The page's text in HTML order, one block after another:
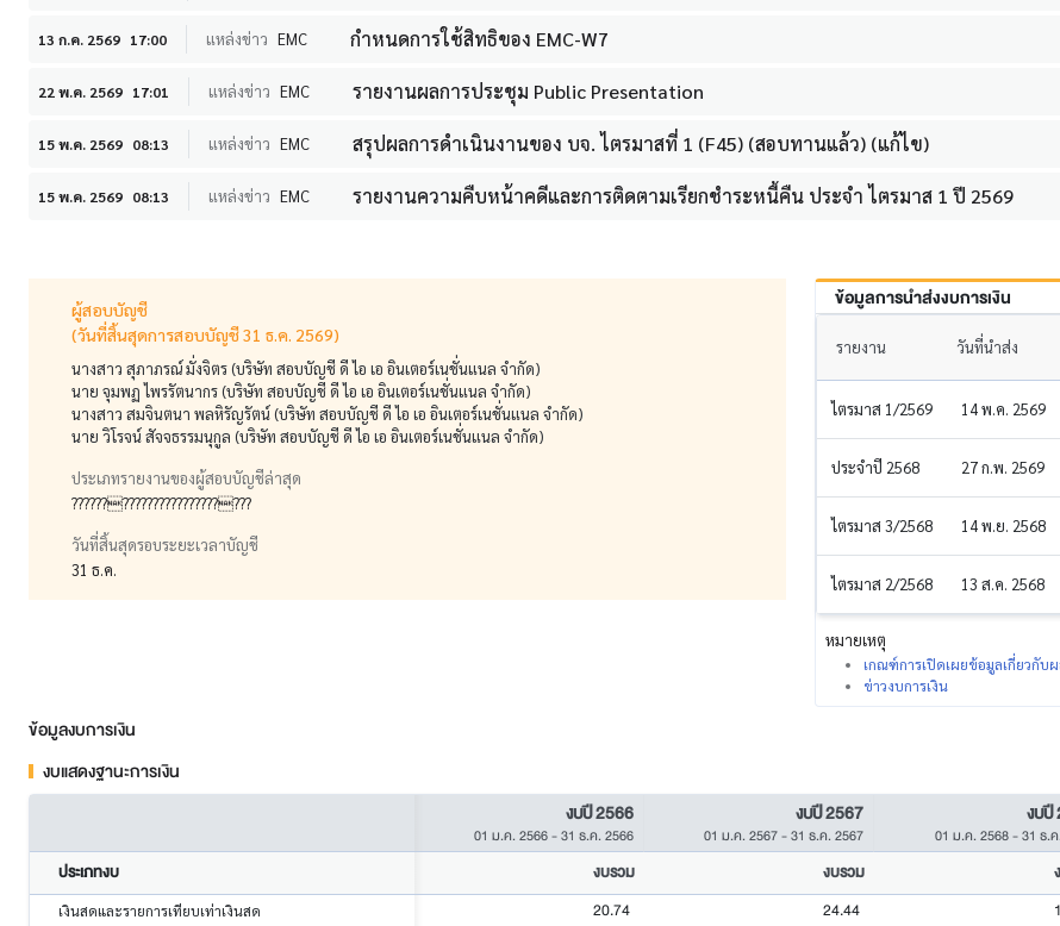
13 ก.ค. 2569 17:00 แหล่งข่าว EMC กำหนดการใช้สิทธิของ EMC-W7
22 พ.ค. 2569 17:01 แหล่งข่าว EMC รายงานผลการประชุม Public Presentation
15 พ.ค. 2569 08:13 แหล่งข่าว EMC สรุปผลการดำเนินงานของ บจ. ไตรมาสที่ 1 (F45) (สอบทานแล้ว) (แก้ไข)
15 พ.ค. 2569 08:13 แหล่งข่าว EMC รายงานความคืบหน้าคดีและการติดตามเรียกชำระหนี้คืน ประจำ ไตรมาส 1 ปี 2569
ผู้สอบบัญชี
(วันที่สิ้นสุดการสอบบัญชี 31 ธ.ค. 2569)
นางสาว สุภาภรณ์ มั่งจิตร (บริษัท สอบบัญชี ดี ไอ เอ อินเตอร์เนชั่นแนล จำกัด)
นาย จุมพฏ ไพรรัตนากร (บริษัท สอบบัญชี ดี ไอ เอ อินเตอร์เนชั่นแนล จำกัด)
นางสาว สมจินตนา พลหิรัญรัตน์ (บริษัท สอบบัญชี ดี ไอ เอ อินเตอร์เนชั่นแนล จำกัด)
นาย วิโรจน์ สัจจธรรมนุกูล (บริษัท สอบบัญชี ดี ไอ เอ อินเตอร์เนชั่นแนล จำกัด)
ประเภทรายงานของผู้สอบบัญชีล่าสุด
?????????????????????????
วันที่สิ้นสุดรอบระยะเวลาบัญชี
31 ธ.ค.
ข้อมูลการนำส่งงบการเงิน
รายงาน วันที่นำส่ง
ไตรมาส 1/2569 14 พ.ค. 2569
ประจำปี 2568 27 ก.พ. 2569
ไตรมาส 3/2568 14 พ.ย. 2568
ไตรมาส 2/2568 13 ส.ค. 2568
หมายเหตุ
เกณฑ์การเปิดเผยข้อมูลเกี่ยวกับ
ข่าวงบการเงิน
ข้อมูลงบการเงิน
งบแสดงฐานะการเงิน
งบปี 2566
01 ม.ค. 2566-31 ธ.ค. 2566
งบปี 2567
01 ม.ค. 2567-31 ธ.ค. 2567
งบปี
01 ม.ค. 2568-31 ธ.
ประเภทงบ งบรวม งบรวม
เงินสดและรายการเทียบเท่าเงินสด 20.74 24.44